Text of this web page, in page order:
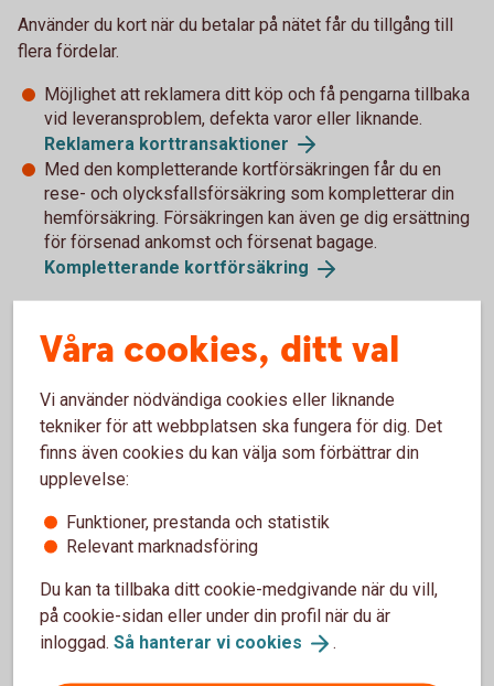
Använder du kort när du betalar på nätet får du tillgång till
flera fördelar.
Möjlighet att reklamera ditt köp och få pengarna tillbaka
vid leveransproblem, defekta varor eller liknande.
Reklamera korttransaktioner
Med den kompletterande kortförsäkringen får du en
rese- och olycksfallsförsäkring som kompletterar din
hemförsäkring. Försäkringen kan även ge dig ersättning
för försenad ankomst och försenat bagage.
Kompletterande kortförsäkring
Måste jag göra något för att kunna
handla med mitt kort på nätet?
Bankkort Business
Nya företagskort distribueras med internetköp påslaget.
För att kortinnehavaren ska kunna använda sitt kort på nätet
internetbank görs det där, annars via en första transaktion i
butik eller i någon av bankomats automater.
Våra cookies, ditt val
Vi använder nödvändiga cookies eller liknande
tekniker för att webbplatsen ska fungera för dig. Det
finns även cookies du kan välja som förbättrar din
upplevelse:
Funktioner, prestanda och statistik
Relevant marknadsföring
Du kan ta tillbaka ditt cookie-medgivande när du vill,
på cookie-sidan eller under din profil när du är
inloggad. Så hanterar vi cookies .